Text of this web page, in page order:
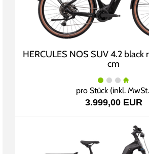
HERCULES NOS SUV 4.2
cm
pro Stück (inkl.
3.999,00 EUR